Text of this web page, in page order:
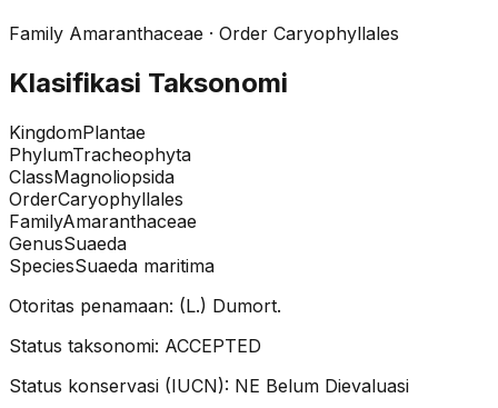
Family Amaranthaceae · Order Caryophyllales
Klasifikasi Taksonomi
KingdomPlantae
PhylumTracheophyta
ClassMagnoliopsida
OrderCaryophyllales
FamilyAmaranthaceae
GenusSuaeda
SpeciesSuaeda maritima
Otoritas penamaan: (L.) Dumort.
Status taksonomi: ACCEPTED
Status konservasi (IUCN): NE Belum Dievaluasi